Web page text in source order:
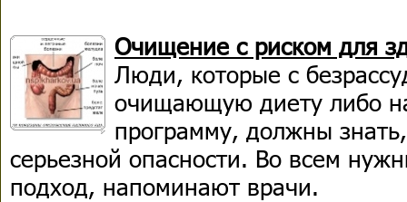
Очищение с риском для
Люди, которые с
очищающую диету либо
программу, должны
серьезной опасности. Во всем
подход, напоминают врачи.